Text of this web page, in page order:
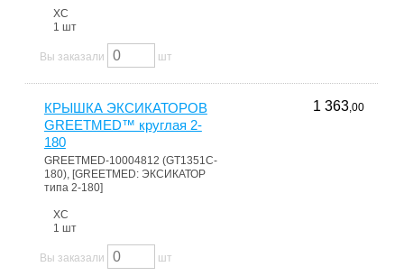
ХС
1 шт
Вы заказали шт
КРЫШКА ЭКСИКАТОРОВ
GREETMED™ круглая 2-
180
GREETMED-10004812 (GT1351C-
180), [GREETMED: ЭКСИКАТОР
типа 2-180]
ХС
1 шт
1 363,00
Вы заказали шт